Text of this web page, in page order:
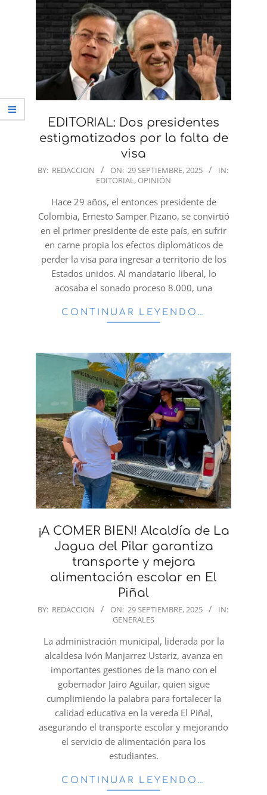
EDITORIAL: Dos presidentes
estigmatizados por la falta de
visa
2025-
BY: REDACCION ON: 29 SEPTIEMBRE, 2025
IN:
EDITORIAL, OPINIÓN
Hace 29 años, el entonces presidente de
Colombia, Ernesto Samper Pizano, se convirtió
en el primer presidente de este país, en sufrir
en carne propia los efectos diplomáticos de
perder la visa para ingresar a territorio de los
Estados unidos. Al mandatario liberal, lo
acosaba el sonado proceso 8.000, una
CONTINUAR LEYENDO…
¡A COMER BIEN! Alcaldía de La
Jagua del Pilar garantiza
transporte y mejora
alimentación escolar en El
Piñal
2025-
29
BY: REDACCION ON: 29 SEPTIEMBRE, 2025
IN:
GENERALES
La administración municipal, liderada por la
alcaldesa Ivón Manjarrez Ustariz, avanza en
importantes gestiones de la mano con el
gobernador Jairo Aguilar, quien sigue
cumplimiendo la palabra para fortalecer la
calidad educativa en la vereda El Piñal,
asegurando el transporte escolar y mejorando
el servicio de alimentación para los
estudiantes.
CONTINUAR LEYENDO…